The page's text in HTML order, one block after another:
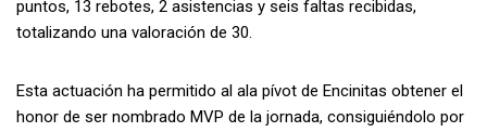
puntos, 13 rebotes, 2 asistencias y seis faltas recibidas,
totalizando una valoración de 30.
Esta actuación ha permitido al ala pívot de Encinitas obtener el
honor de ser nombrado MVP de la jornada, consiguiéndolo por